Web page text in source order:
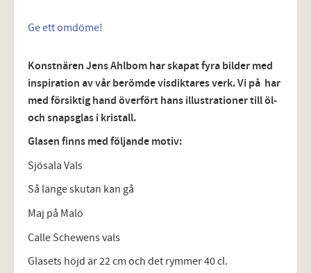
Ge ett omdöme!
Konstnären Jens Ahlbom har skapat fyra bilder med
inspiration av vår berömde visdiktares verk. Vi på har
med försiktig hand överfört hans illustrationer till öl-
och snapsglas i kristall.
Glasen finns med följande motiv:
Sjösala Vals
Så länge skutan kan gå
Maj på Malö
Calle Schewens vals
Glasets höjd är 22 cm och det rymmer 40 cl.